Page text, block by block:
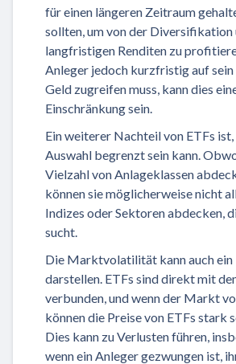
für einen längeren Zeitraum
sollten, um von der Diversifikation
langfristigen Renditen zu
Anleger jedoch kurzfristig auf
Geld zugreifen muss, kann dies
Einschränkung sein.
Ein weiterer Nachteil von ETFs ist,
Auswahl begrenzt sein kann.
Vielzahl von Anlageklassen
können sie möglicherweise nicht
Indizes oder Sektoren abdecken,
sucht.
Die Marktvolatilität kann auch ein
darstellen. ETFs sind direkt mit
verbunden, und wenn der Markt
können die Preise von ETFs stark
Dies kann zu Verlusten führen,
wenn ein Anleger gezwungen ist,